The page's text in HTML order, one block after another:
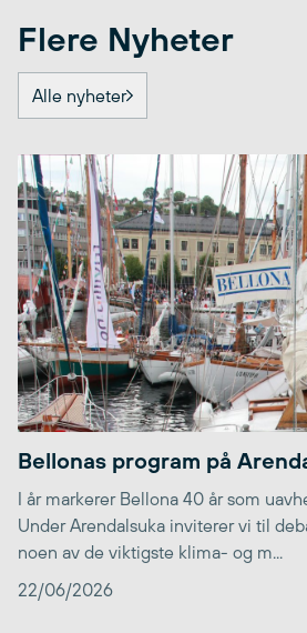
Flere Nyheter
Alle nyheter
Bellonas program på
I år markerer Bellona 40 år som
Under Arendalsuka inviterer vi til
noen av de viktigste klima- og m...
22/06/2026